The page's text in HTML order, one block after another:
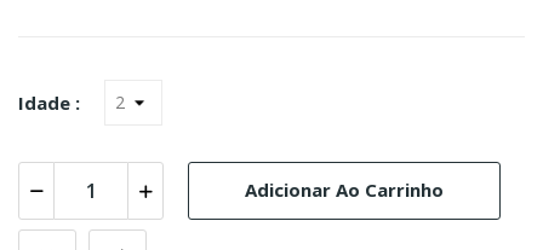
Idade :
Adicionar Ao Carrinho